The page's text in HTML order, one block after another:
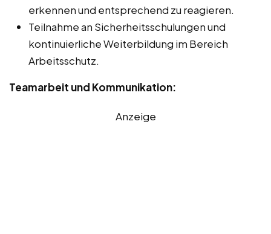
erkennen und entsprechend zu reagieren.
Teilnahme an Sicherheitsschulungen und
kontinuierliche Weiterbildung im Bereich
Arbeitsschutz.
Teamarbeit und Kommunikation:
Anzeige